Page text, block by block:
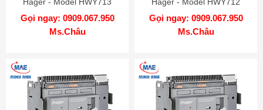
Gọi ngay: 0909.067.950
Ms.Châu
Gọi ngay: 0909.067.950
Ms.Châu